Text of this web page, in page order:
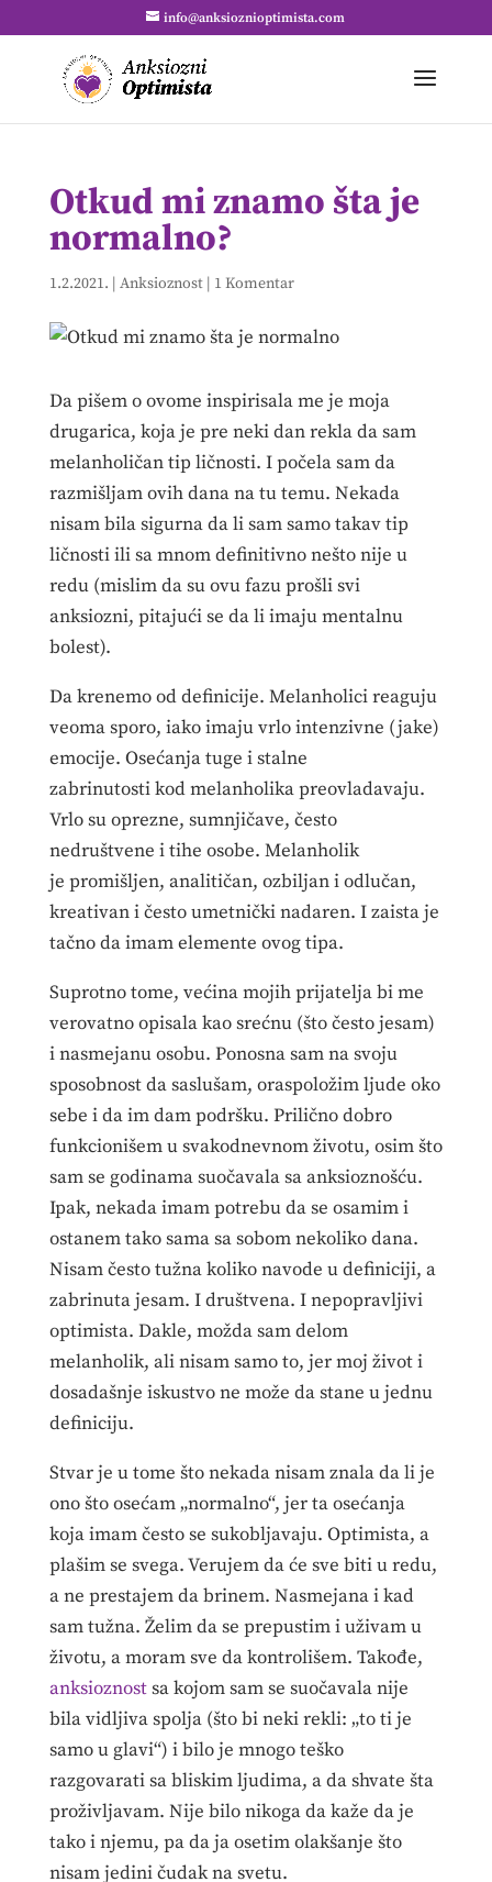
info@anksioznioptimista.com
Otkud mi znamo šta je
normalno?
1.2.2021. | Anksioznost| 1 Komentar
Da pišem o ovome inspirisala me je moja
drugarica, koja je pre neki dan rekla da sam
melanholičan tip ličnosti. I počela sam da
razmišljam ovih dana na tu temu. Nekada
nisam bila sigurna da li sam samo takav tip
ličnosti ili sa mnom definitivno nešto nije u
redu (mislim da su ovu fazu prošli svi
anksiozni, pitajući se da li imaju mentalnu
bolest).
Da krenemo od definicije. Melanholici reaguju
veoma sporo, iako imaju vrlo intenzivne (jake)
emocije. Osećanja tuge i stalne
zabrinutosti kod melanholika preovladavaju.
Vrlo su oprezne, sumnjičave, često
nedruštvene i tihe osobe. Melanholik
je promišljen, analitičan, ozbiljan i odlučan,
kreativan i često umetnički nadaren. I zaista je
tačno da imam elemente ovog tipa.
Suprotno tome, većina mojih prijatelja bi me
verovatno opisala kao srećnu (što često jesam)
i nasmejanu osobu. Ponosna sam na svoju
sposobnost da saslušam, oraspoložim ljude oko
sebe i da im dam podršku. Prilično dobro
funkcionišem u svakodnevnom životu, osim što
sam se godinama suočavala sa anksioznošću.
Ipak, nekada imam potrebu da se osamim i
ostanem tako sama sa sobom nekoliko dana.
Nisam često tužna koliko navode u definiciji, a
zabrinuta jesam. I društvena. I nepopravljivi
optimista. Dakle, možda sam delom
melanholik, ali nisam samo to, jer moj život i
dosadašnje iskustvo ne može da stane u jednu
definiciju.
Stvar je u tome što nekada nisam znala da li je
ono što osećam „normalno“, jer ta osećanja
koja imam često se sukobljavaju. Optimista, a
plašim se svega. Verujem da će sve biti u redu,
a ne prestajem da brinem. Nasmejana i kad
sam tužna. Želim da se prepustim i uživam u
životu, a moram sve da kontrolišem. Takođe,
anksioznostsa kojom sam se suočavala nije
bila vidljiva spolja (što bi neki rekli: „to ti je
samo u glavi“) i bilo je mnogo teško
razgovarati sa bliskim ljudima, a da shvate šta
proživljavam. Nije bilo nikoga da kaže da je
tako i njemu, pa da ja osetim olakšanje što
nisam jedini čudak na svetu.